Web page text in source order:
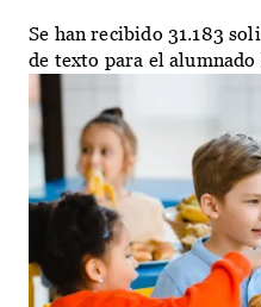
Se han recibido 31.183
de texto para el